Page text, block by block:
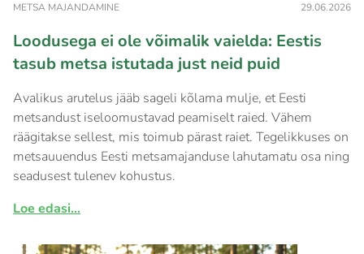
METSA MAJANDAMINE 29.06.2026
Loodusega ei ole võimalik vaielda: Eestis
tasub metsa istutada just neid puid
Avalikus arutelus jääb sageli kõlama mulje, et Eesti
metsandust iseloomustavad peamiselt raied. Vähem
räägitakse sellest, mis toimub pärast raiet. Tegelikkuses on
metsauuendus Eesti metsamajanduse lahutamatu osa ning
seadusest tulenev kohustus.
Loe edasi...